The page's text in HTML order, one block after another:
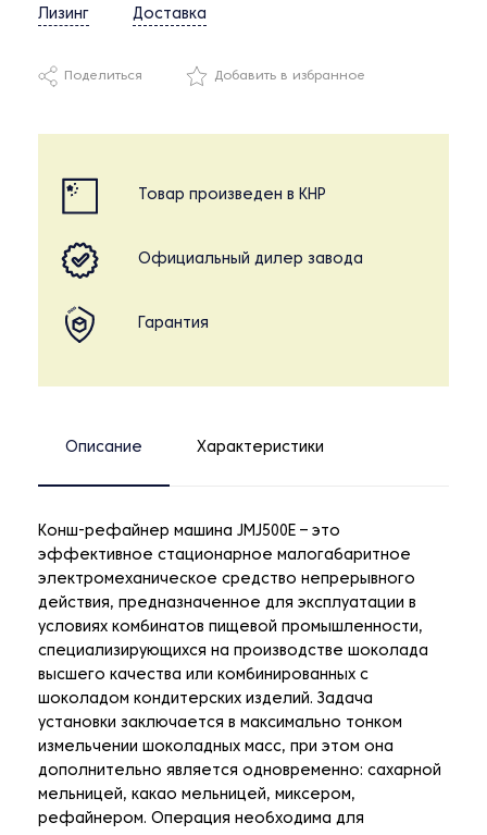
Лизинг Доставка
Поделиться Добавить в избранное
Товар произведен в КНР
Официальный дилер завода
Гарантия
Описание Характеристики
Конш-рефайнер машина JMJ500E – это
эффективное стационарное малогабаритное
электромеханическое средство непрерывного
действия, предназначенное для эксплуатации в
условиях комбинатов пищевой промышленности,
специализирующихся на производстве шоколада
высшего качества или комбинированных с
шоколадом кондитерских изделий. Задача
установки заключается в максимально тонком
измельчении шоколадных масс, при этом она
дополнительно является одновременно: сахарной
мельницей, какао мельницей, миксером,
рефайнером. Операция необходима для